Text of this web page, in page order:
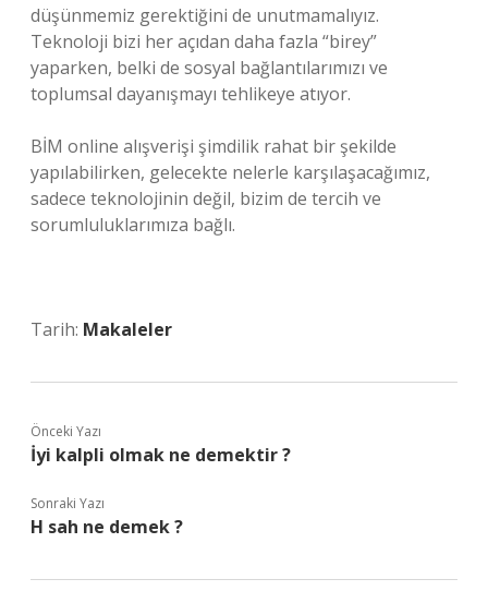
düşünmemiz gerektiğini de unutmamalıyız.
Teknoloji bizi her açıdan daha fazla “birey”
yaparken, belki de sosyal bağlantılarımızı ve
toplumsal dayanışmayı tehlikeye atıyor.
BİM online alışverişi şimdilik rahat bir şekilde
yapılabilirken, gelecekte nelerle karşılaşacağımız,
sadece teknolojinin değil, bizim de tercih ve
sorumluluklarımıza bağlı.
Tarih: Makaleler
Önceki Yazı
İyi kalpli olmak ne demektir ?
Sonraki Yazı
H sah ne demek ?